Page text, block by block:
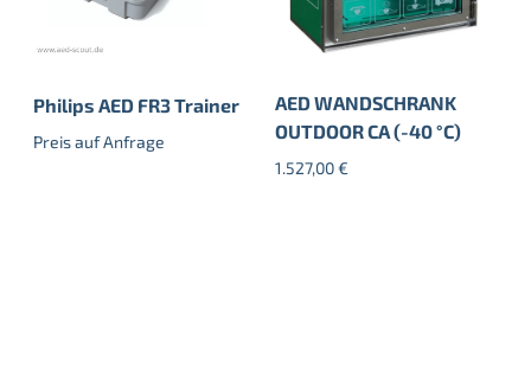
Philips AED FR3 Trainer
Preis auf Anfrage
AED WANDSCHRANK
OUTDOOR CA (-40 °C)
1.527,00€